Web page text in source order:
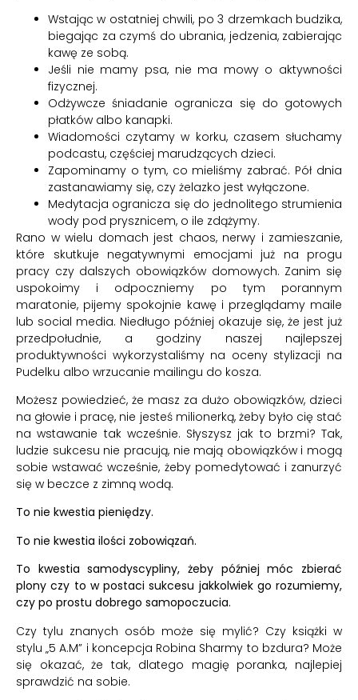
Wstając w ostatniej chwili, po 3 drzemkach budzika,
biegając za czymś do ubrania, jedzenia, zabierając
kawę ze sobą.
Jeśli nie mamy psa, nie ma mowy o aktywności
fizycznej.
Odżywcze śniadanie ogranicza się do gotowych
płatków albo kanapki.
Wiadomości czytamy w korku, czasem słuchamy
podcastu, częściej marudzących dzieci.
Zapominamy o tym, co mieliśmy zabrać. Pół dnia
zastanawiamy się, czy żelazko jest wyłączone.
Medytacja ogranicza się do jednolitego strumienia
wody pod prysznicem, o ile zdążymy.
Rano w wielu domach jest chaos, nerwy i zamieszanie,
które skutkuje negatywnymi emocjami już na progu
pracy czy dalszych obowiązków domowych. Zanim się
uspokoimy i odpoczniemy po tym porannym
maratonie, pijemy spokojnie kawę i przeglądamy maile
lub social media. Niedługo później okazuje się, że jest już
przedpołudnie, a godziny naszej najlepszej
produktywności wykorzystaliśmy na oceny stylizacji na
Pudelku albo wrzucanie mailingu do kosza.
Możesz powiedzieć, że masz za dużo obowiązków, dzieci
na głowie i pracę, nie jesteś milionerką, żeby było cię stać
na wstawanie tak wcześnie. Słyszysz jak to brzmi? Tak,
ludzie sukcesu nie pracują, nie mają obowiązków i mogą
sobie wstawać wcześnie, żeby pomedytować i zanurzyć
się w beczce z zimną wodą.
To nie kwestia pieniędzy.
To nie kwestia ilości zobowiązań.
To kwestia samodyscypliny, żeby później móc zbierać
plony czy to w postaci sukcesu jakkolwiek go rozumiemy,
czy po prostu dobrego samopoczucia.
Czy tylu znanych osób może się mylić? Czy książki w
stylu „5 A.M” i koncepcja Robina Sharmy to bzdura? Może
się okazać, że tak, dlatego magię poranka, najlepiej
sprawdzić na sobie.